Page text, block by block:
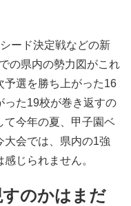
ード決定戦などの新
の県内の勢力図がこれ
予選を勝ち上がった16
った19校が巻き返すの
今年の夏、甲子園ベ
大会では、県内の1強
じられません。
のかはまだ